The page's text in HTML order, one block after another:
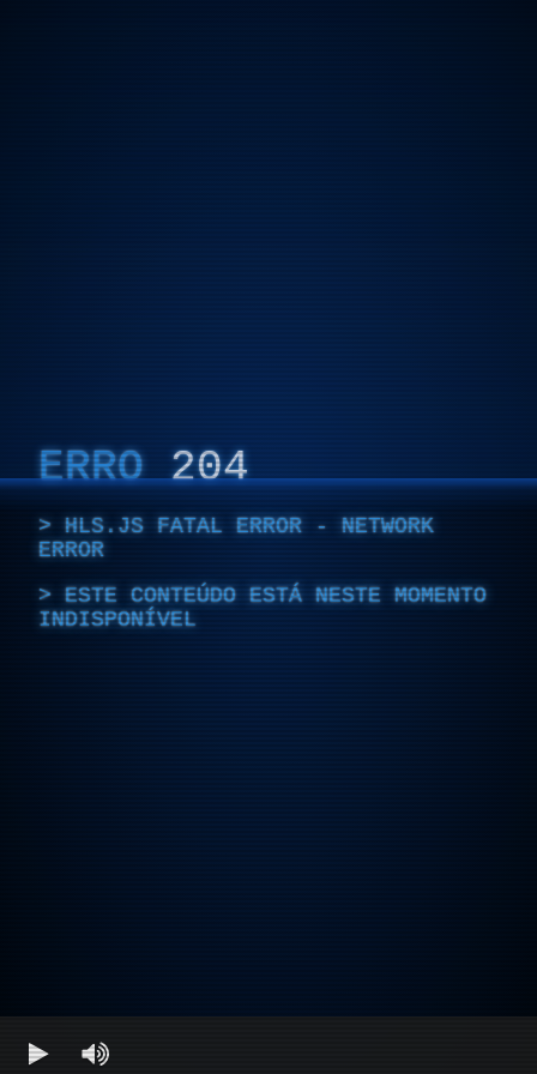
ERRO204
HLS.JS FATAL ERROR - NETWORK
ERROR
ESTE CONTEÚDO ESTÁ NESTE MOMENTO
INDISPONÍVEL